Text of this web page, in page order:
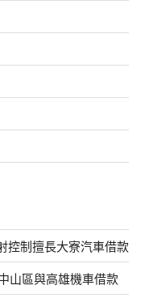
控制擅長大寮汽車借款
山區與高雄機車借款